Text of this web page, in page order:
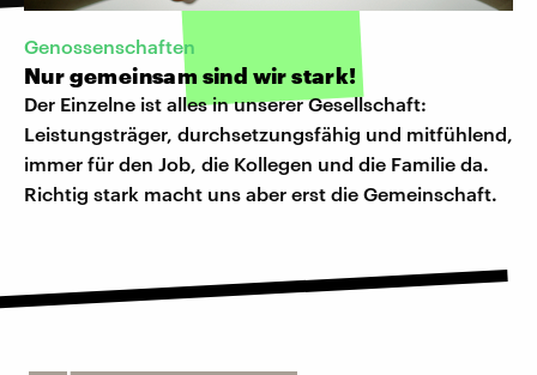
Genossenschaften
Nur gemeinsam sind wir stark!
Der Einzelne ist alles in unserer Gesellschaft:
Leistungsträger, durchsetzungsfähig und mitfühlend,
immer für den Job, die Kollegen und die Familie da.
Richtig stark macht uns aber erst die Gemeinschaft.